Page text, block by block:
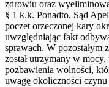
zdrowiu oraz
§ 1 k.k. Ponadto, Sąd
poczet orzeczonej kary
uwzględniając fakt
sprawach. W pozostałym
został utrzymany w
pozbawienia wolności,
uwagę okoliczności